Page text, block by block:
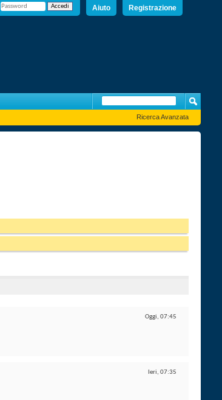
Registrazione
Aiuto
Ricerca Avanzata
Oggi, 07:45
Ieri, 07:35